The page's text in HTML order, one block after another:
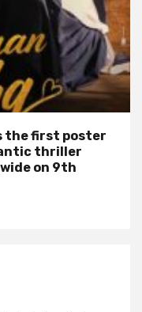
the first poster
thriller
on 9th